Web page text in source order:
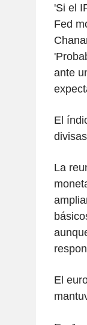
'Si el
Fed
ante
El
La
El